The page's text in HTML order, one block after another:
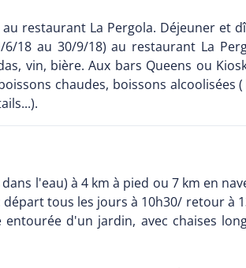
restaurant La Pergola. Déjeuner et
18 au 30/9/18) au restaurant La
vin, bière. Aux bars Queens ou
chaudes, boissons
l'eau) à 4 km à pied ou 7 km en
tous les jours à 10h30/ retour à
d'un jardin, avec chaises